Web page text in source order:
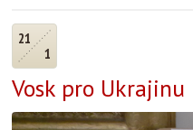
21
1
Vosk pro Ukrajinu